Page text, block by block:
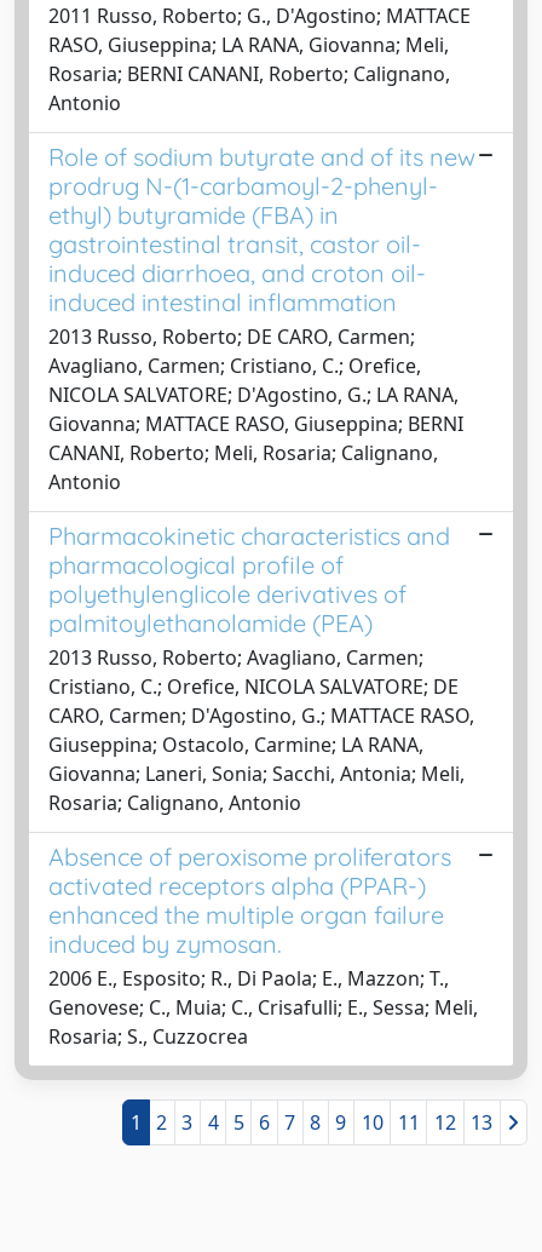
2011 Russo, Roberto; G., D'Agostino; MATTACE
RASO, Giuseppina; LA RANA, Giovanna; Meli,
Rosaria; BERNI CANANI, Roberto; Calignano,
Antonio
Role of sodium butyrate and of its new
prodrug N-(1-carbamoyl-2-phenyl-
ethyl) butyramide (FBA) in
gastrointestinal transit, castor oil-
induced diarrhoea, and croton oil-
induced intestinal inflammation
2013 Russo, Roberto; DE CARO, Carmen;
Avagliano, Carmen; Cristiano, C.; Orefice,
NICOLA SALVATORE; D'Agostino, G.; LA RANA,
Giovanna; MATTACE RASO, Giuseppina; BERNI
CANANI, Roberto; Meli, Rosaria; Calignano,
Antonio
Pharmacokinetic characteristics and
pharmacological profile of
polyethylenglicole derivatives of
palmitoylethanolamide (PEA)
2013 Russo, Roberto; Avagliano, Carmen;
Cristiano, C.; Orefice, NICOLA SALVATORE; DE
CARO, Carmen; D'Agostino, G.; MATTACE RASO,
Giuseppina; Ostacolo, Carmine; LA RANA,
Giovanna; Laneri, Sonia; Sacchi, Antonia; Meli,
Rosaria; Calignano, Antonio
Absence of peroxisome proliferators
activated receptors alpha (PPAR-)
enhanced the multiple organ failure
induced by zymosan.
2006 E., Esposito; R., Di Paola; E., Mazzon; T.,
Genovese; C., Muia; C., Crisafulli; E., Sessa; Meli,
Rosaria; S., Cuzzocrea
1 2 3 4 5 6 7 8 9 10 11 12 13